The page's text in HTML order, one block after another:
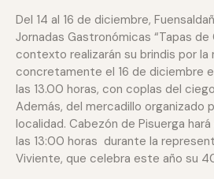
Del 14 al 16 de diciembre,
Jornadas Gastronómicas “Tapas de
contexto realizarán su brindis por la
concretamente el 16 de diciembre
las 13.00 horas, con coplas del
Además, del mercadillo organizado
localidad. Cabezón de Pisuerga
las 13:00 horas durante la
Viviente, que celebra este año su